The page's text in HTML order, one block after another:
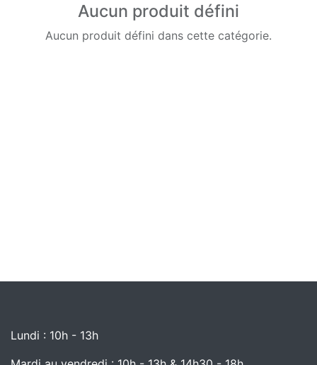
Aucun produit défini
Aucun produit défini dans cette catégorie.
Lundi : 10h - 13h